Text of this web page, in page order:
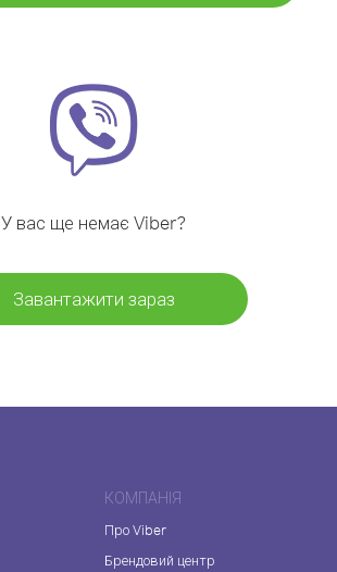
У вас ще немає Viber?
Завантажити зараз
КОМПАНІЯ
Про Viber
Брендовий центр